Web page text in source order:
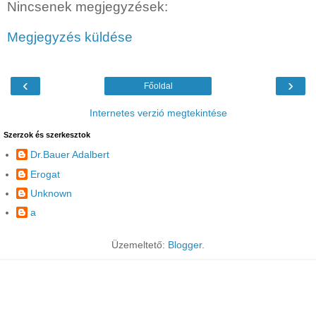
Nincsenek megjegyzések:
Megjegyzés küldése
‹ ›
Főoldal
Internetes verzió megtekintése
Szerzok és szerkesztok
Dr.Bauer Adalbert
Erogat
Unknown
a
Üzemeltető: Blogger.